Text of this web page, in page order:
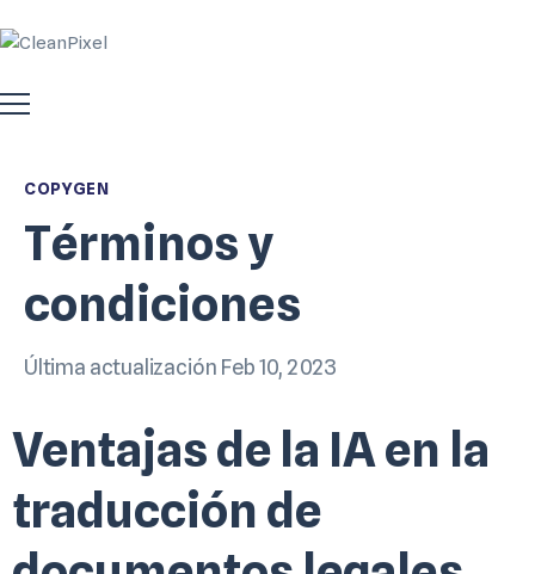
COPYGEN
Términos y
condiciones
Última actualización Feb 10, 2023
Ventajas de la IA en la
traducción de